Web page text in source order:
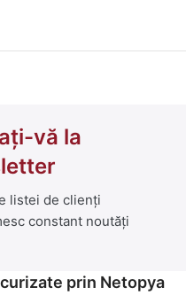
vă la
listei de clienți
constant noutăți
prin Netopya